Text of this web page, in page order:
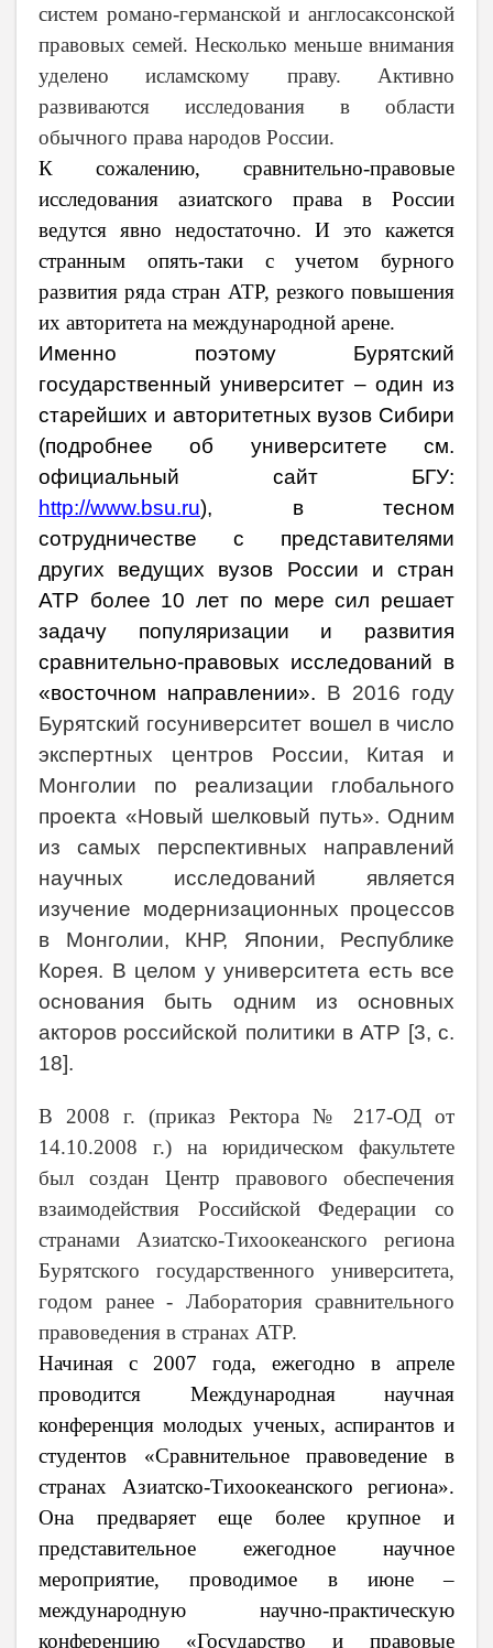
систем романо-германской и англосаксонской
правовых семей. Несколько меньше внимания
уделено исламскому праву. Активно
развиваются исследования в области
обычного права народов России.
К сожалению, сравнительно-правовые
исследования азиатского права в России
ведутся явно недостаточно. И это кажется
странным опять-таки с учетом бурного
развития ряда стран АТР, резкого повышения
их авторитета на международной арене.
Именно поэтому Бурятский
государственный университет – один из
старейших и авторитетных вузов Сибири
(подробнее об университете см.
официальный сайт БГУ:
http://www.bsu.ru), в тесном
сотрудничестве с представителями
других ведущих вузов России и стран
АТР более 10 лет по мере сил решает
задачу популяризации и развития
сравнительно-правовых исследований в
«восточном направлении». В 2016 году
Бурятский госуниверситет вошел в число
экспертных центров России, Китая и
Монголии по реализации глобального
проекта «Новый шелковый путь». Одним
из самых перспективных направлений
научных исследований является
изучение модернизационных процессов
в Монголии, КНР, Японии, Республике
Корея. В целом у университета есть все
основания быть одним из основных
акторов российской политики в АТР [3, с.
18].
В 2008 г. (приказ Ректора № 217-ОД от
14.10.2008 г.) на юридическом факультете
был создан Центр правового обеспечения
взаимодействия Российской Федерации со
странами Азиатско-Тихоокеанского региона
Бурятского государственного университета,
годом ранее - Лаборатория сравнительного
правоведения в странах АТР.
Начиная с 2007 года, ежегодно в апреле
проводится Международная научная
конференция молодых ученых, аспирантов и
студентов «Сравнительное правоведение в
странах Азиатско-Тихоокеанского региона».
Она предваряет еще более крупное и
представительное ежегодное научное
мероприятие, проводимое в июне –
международную научно-практическую
конференцию «Государство и правовые